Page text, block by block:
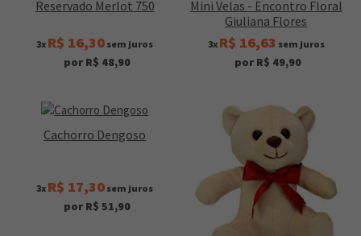
Reservado Merlot 750
3x R$ 16,30 sem juros
por R$ 48,90
Mini Velas - Encontro Floral
Giuliana Flores
3x R$ 16,63 sem juros
por R$ 49,90
Cachorro Dengoso
3x R$ 17,30 sem juros
por R$ 51,90